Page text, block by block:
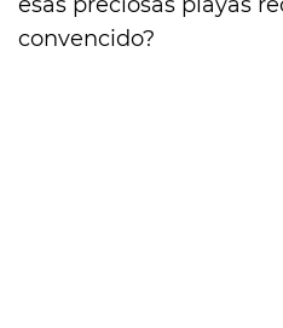
convencido?